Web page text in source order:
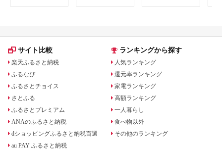
イ 海鮮鍋 全国牡蠣-1
キャンプ 漁師直送 産
タ 天ぷら 酒蒸し 千葉
サイト比較
楽天ふるさと納税
ふるなび
ふるさとチョイス
さとふる
ふるさとプレミアム
ANAのふるさと納税
dショッピングふるさと納税百選
au PAY ふるさと納税
ランキングから探す
人気ランキング
還元率ランキング
家電ランキング
高額ランキング
一人暮らし
食べ物以外
その他のランキング